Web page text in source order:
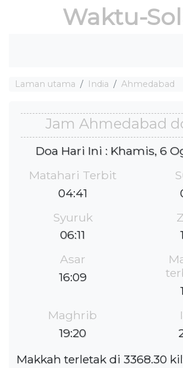
Waktu-
Laman utama India Ahmedabad
Jam Ahmedabad
Doa Hari Ini : Khamis, 6
Matahari Terbit
04:41
Syuruk
06:11
Asar
16:09
Maghrib
19:20
Makkah terletak di 3368.30